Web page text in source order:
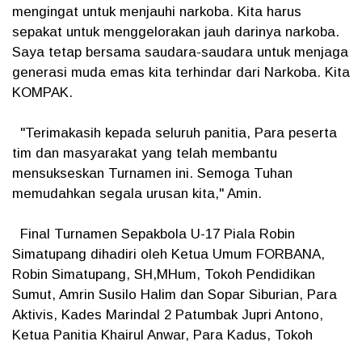
mengingat untuk menjauhi narkoba. Kita harus
sepakat untuk menggelorakan jauh darinya narkoba.
Saya tetap bersama saudara-saudara untuk menjaga
generasi muda emas kita terhindar dari Narkoba. Kita
KOMPAK.
"Terimakasih kepada seluruh panitia, Para peserta
tim dan masyarakat yang telah membantu
mensukseskan Turnamen ini. Semoga Tuhan
memudahkan segala urusan kita," Amin.
Final Turnamen Sepakbola U-17 Piala Robin
Simatupang dihadiri oleh Ketua Umum FORBANA,
Robin Simatupang, SH,MHum, Tokoh Pendidikan
Sumut, Amrin Susilo Halim dan Sopar Siburian, Para
Aktivis, Kades Marindal 2 Patumbak Jupri Antono,
Ketua Panitia Khairul Anwar, Para Kadus, Tokoh